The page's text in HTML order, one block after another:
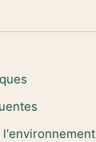
l'environnement